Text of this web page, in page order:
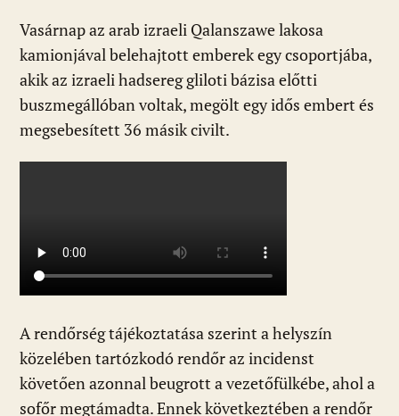
Vasárnap az arab izraeli Qalanszawe lakosa
kamionjával belehajtott emberek egy csoportjába,
akik az izraeli hadsereg gliloti bázisa előtti
buszmegállóban voltak, megölt egy idős embert és
megsebesített 36 másik civilt.
A rendőrség tájékoztatása szerint a helyszín
közelében tartózkodó rendőr az incidenst
követően azonnal beugrott a vezetőfülkébe, ahol a
sofőr megtámadta. Ennek következtében a rendőr